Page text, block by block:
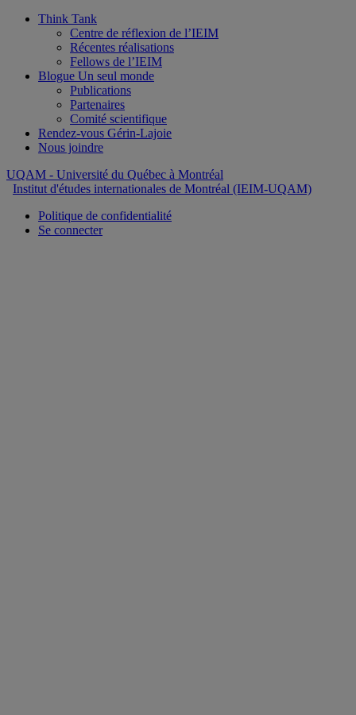
Think Tank
Centre de réflexion de l’IEIM
Récentes réalisations
Fellows de l’IEIM
Blogue Un seul monde
Publications
Partenaires
Comité scientifique
Rendez-vous Gérin-Lajoie
Nous joindre
UQAM - Université du Québec à Montréal
Institut d'études internationales de Montréal (IEIM-UQAM)
Politique de confidentialité
Se connecter